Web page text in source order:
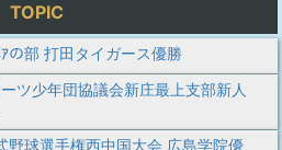
TOPIC
の部 打田タイガース優勝
ツ少年団協議会新庄最上支部新人
野球選手権西中国大会 広島学院優